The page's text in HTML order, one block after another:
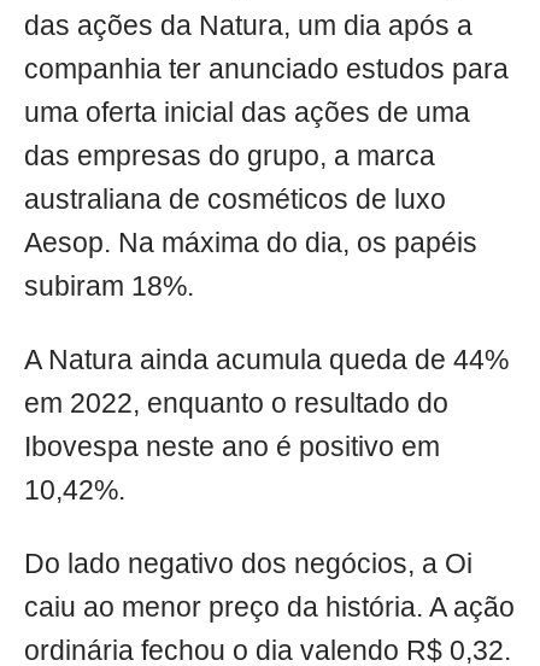
das ações da Natura, um dia após a
companhia ter anunciado estudos para
uma oferta inicial das ações de uma
das empresas do grupo, a marca
australiana de cosméticos de luxo
Aesop. Na máxima do dia, os papéis
subiram 18%.
A Natura ainda acumula queda de 44%
em 2022, enquanto o resultado do
Ibovespa neste ano é positivo em
10,42%.
Do lado negativo dos negócios, a Oi
caiu ao menor preço da história. A ação
ordinária fechou o dia valendo R$ 0,32.